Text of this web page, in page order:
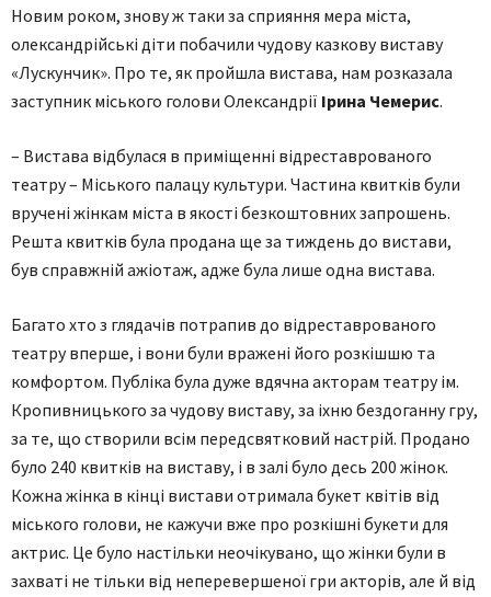
Новим роком, знову ж таки за сприяння мера міста,
олександрійські діти побачили чудову казкову виставу
«Лускунчик». Про те, як пройшла вистава, нам розказала
заступник міського голови Олександрії Ірина Чемерис.
– Вистава відбулася в приміщенні відреставрованого
театру – Міського палацу культури. Частина квитків були
вручені жінкам міста в якості безкоштовних запрошень.
Решта квитків була продана ще за тиждень до вистави,
був справжній ажіотаж, адже була лише одна вистава.
Багато хто з глядачів потрапив до відреставрованого
театру вперше, і вони були вражені його розкішшю та
комфортом. Публіка була дуже вдячна акторам театру ім.
Кропивницького за чудову виставу, за іхню бездоганну гру,
за те, що створили всім передсвятковий настрій. Продано
було 240 квитків на виставу, і в залі було десь 200 жінок.
Кожна жінка в кінці вистави отримала букет квітів від
міського голови, не кажучи вже про розкішні букети для
актрис. Це було настільки неочікувано, що жінки були в
захваті не тільки від неперевершеної гри акторів, але й від